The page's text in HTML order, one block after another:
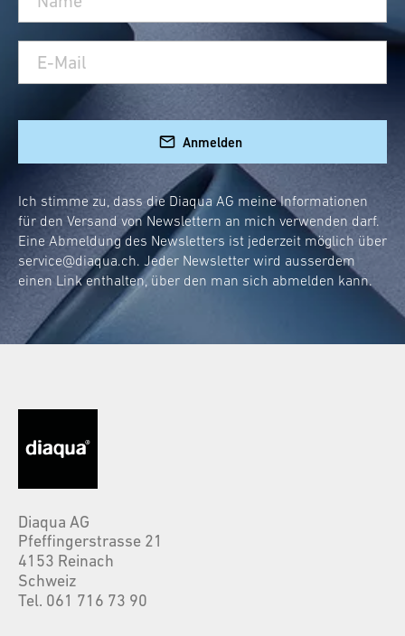
Anmelden
Ich stimme zu, dass die Diaqua AG meine Informationen
für den Versand von Newslettern an mich verwenden darf.
Eine Abmeldung des Newsletters ist jederzeit möglich über
service@diaqua.ch. Jeder Newsletter wird ausserdem
einen Link enthalten, über den man sich abmelden kann.
Diaqua AG
Pfeffingerstrasse 21
4153 Reinach
Schweiz
Tel. 061 716 73 90